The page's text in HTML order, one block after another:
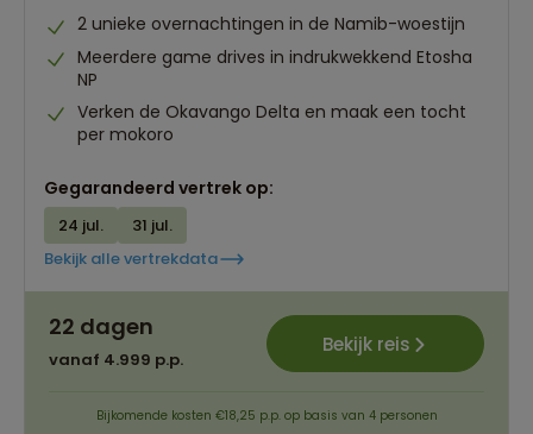
2 unieke overnachtingen in de Namib-woestijn
Meerdere game drives in indrukwekkend Etosha
NP
Verken de Okavango Delta en maak een tocht
per mokoro
Gegarandeerd vertrek op:
24 jul.
31 jul.
Bekijk alle vertrekdata
22 dagen
vanaf 4.999 p.p.
Bekijk reis
Bijkomende kosten €18,25 p.p. op basis van 4 personen